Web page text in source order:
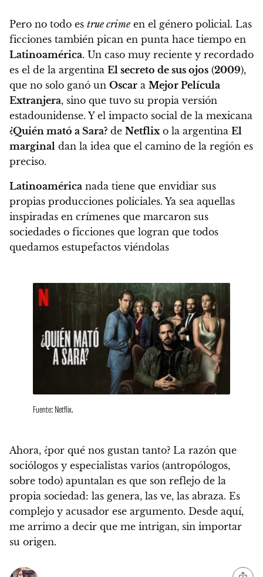
Pero no todo es true crime en el género policial. Las
ficciones también pican en punta hace tiempo en
Latinoamérica. Un caso muy reciente y recordado
es el de la argentina El secreto de sus ojos (2009),
que no solo ganó un Oscar a Mejor Película
Extranjera, sino que tuvo su propia versión
estadounidense. Y el impacto social de la mexicana
¿Quién mató a Sara? de Netflixo la argentina El
marginal dan la idea que el camino de la región es
preciso.
Latinoamérica nada tiene que envidiar sus
propias producciones policiales. Ya sea aquellas
inspiradas en crímenes que marcaron sus
sociedades o ficciones que logran que todos
quedamos estupefactos viéndolas
Fuente: Netflix.
Ahora, ¿por qué nos gustan tanto? La razón que
sociólogos y especialistas varios (antropólogos,
sobre todo) apuntalan es que son reflejo de la
propia sociedad: las genera, las ve, las abraza. Es
complejo y acusador ese argumento. Desde aquí,
me arrimo a decir que me intrigan, sin importar
su origen.